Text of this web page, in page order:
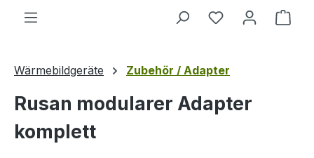
Du hast 0
Wärmebildgeräte Zubehör / Adapter
Rusan modularer Adapter
komplett